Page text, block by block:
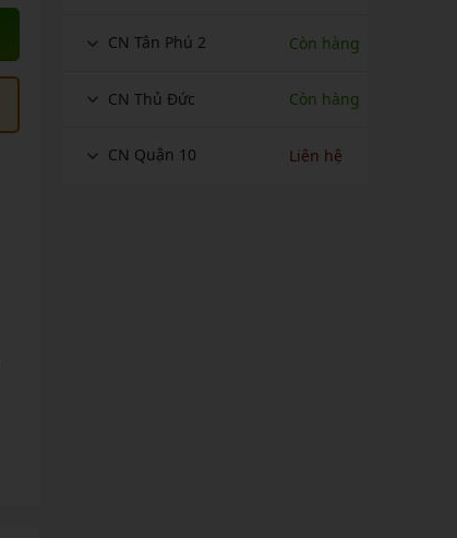
CN Tân Phú 2 Còn hàng
CN Thủ Đức Còn hàng
CN Quận 10 Liên hệ